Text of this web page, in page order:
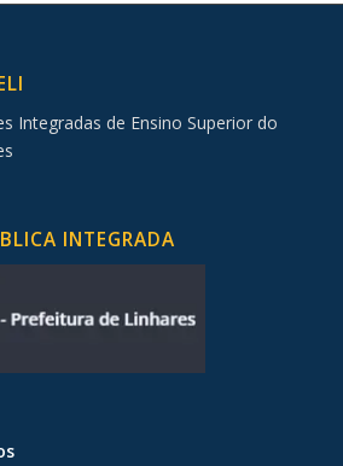
Integradas de Ensino Superior do
INTEGRADA